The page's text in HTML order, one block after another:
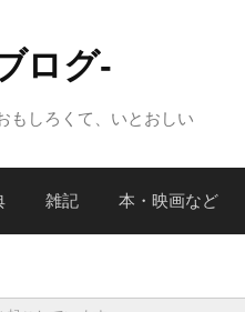
ログ-
しろくて、いとおしい
雑記 本・映画など